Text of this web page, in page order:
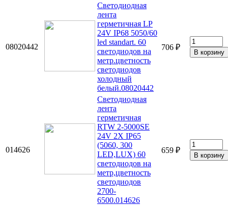
08020442
Светодиодная
лента
герметичная LP
24V IP68 5050/60
led standart. 60
светодиодов на
метр.цветность
светодиодов
холодный
белый.08020442
706 ₽
014626
Светодиодная
лента
герметичная
RTW 2-5000SE
24V 2X IP65
(5060, 300
LED,LUX) 60
светодиодов на
метр,цветность
светодиодов
2700-
6500.014626
659 ₽